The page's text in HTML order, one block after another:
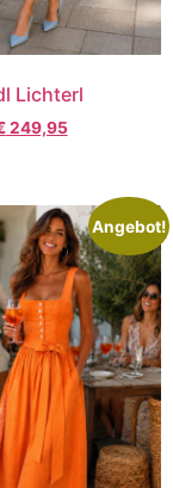
Lichterl
249,95
Angebot!